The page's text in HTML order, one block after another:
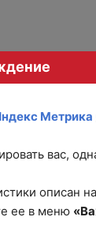
Метрика
вас,
описан
ее в меню